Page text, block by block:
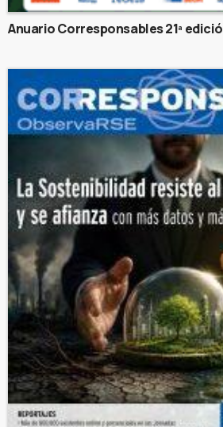
Anuario Corresponsables 21ª